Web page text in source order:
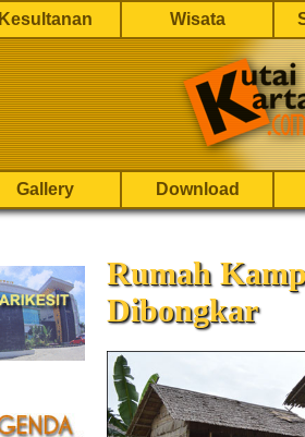
Kesultanan Wisata
Gallery Download
Rumah
Dibongkar